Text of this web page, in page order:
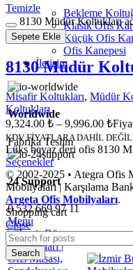
Bekleme
Klasik Ofis
Küçük Ofis
Ofis Kanepesi
İletişim
Worldwide
Fabrika Teslim
24 Support
0 532 669 97 11
Menu
Temizle
8130 Müdür Koltukları
Sepete Ekle
8130 Müdür
Misafir Koltukları, Müdür
Koltukları
9,324.00 ₺ – 9,996.00 ₺
KDV FİYATLARA DAHİL
Lüks beyaz deri ofis 8130
Seçenekler
© 2002-2025 • Ategra Ofis
Mobilyaları | Karşılama
Argeta Ofis Mobilyaları.
Shopping cart
Close
Search